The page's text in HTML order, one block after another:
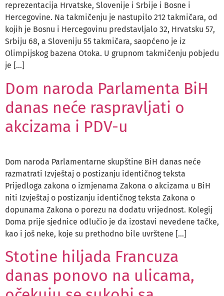
reprezentacija Hrvatske, Slovenije i Srbije i Bosne i
Hercegovine. Na takmičenju je nastupilo 212 takmičara, od
kojih je Bosnu i Hercegovinu predstavljalo 32, Hrvatsku 57,
Srbiju 68, a Sloveniju 55 takmičara, saopćeno je iz
Olimpijskog bazena Otoka. U grupnom takmičenju pobjedu
je […]
Dom naroda Parlamenta BiH
danas neće raspravljati o
akcizama i PDV-u
Dom naroda Parlamentarne skupštine BiH danas neće
razmatrati Izvještaj o postizanju identičnog teksta
Prijedloga zakona o izmjenama Zakona o akcizama u BiH
niti Izvještaj o postizanju identičnog teksta Zakona o
dopunama Zakona o porezu na dodatu vrijednost. Kolegij
Doma prije sjednice odlučio je da izostavi nevedene tačke,
kao i još neke, koje su prethodno bile uvrštene […]
Stotine hiljada Francuza
danas ponovo na ulicama,